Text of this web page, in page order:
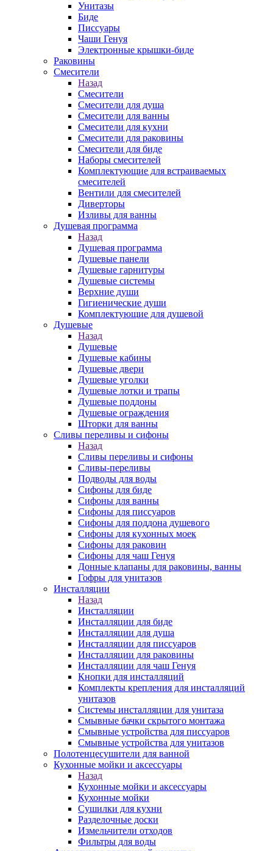
Унитазы
Биде
Писсуары
Чаши Генуя
Электронные крышки-биде
Раковины
Смесители
Назад
Смесители
Смесители для душа
Смесители для ванны
Смесители для кухни
Смесители для раковины
Смесители для биде
Наборы смесителей
Комплектующие для встраиваемых
смесителей
Вентили для смесителей
Диверторы
Изливы для ванны
Душевая программа
Назад
Душевая программа
Душевые панели
Душевые гарнитуры
Душевые системы
Верхние души
Гигиенические души
Комплектующие для душевой
Душевые
Назад
Душевые
Душевые кабины
Душевые двери
Душевые уголки
Душевые лотки и трапы
Душевые поддоны
Душевые ограждения
Шторки для ванны
Сливы переливы и сифоны
Назад
Сливы переливы и сифоны
Сливы-переливы
Подводы для воды
Сифоны для биде
Сифоны для ванны
Сифоны для писсуаров
Сифоны для поддона душевого
Сифоны для кухонных моек
Сифоны для раковин
Сифоны для чаш Генуя
Донные клапаны для раковины, ванны
Гофры для унитазов
Инсталляции
Назад
Инсталляции
Инсталляции для биде
Инсталляции для душа
Инсталляции для писсуаров
Инсталляции для раковины
Инсталляции для чаш Генуя
Кнопки для инсталляций
Комплекты крепления для инсталляций
унитазов
Системы инсталляции для унитаза
Смывные бачки скрытого монтажа
Смывные устройства для писсуаров
Смывные устройства для унитазов
Полотенцесушители для ванной
Кухонные мойки и аксессуары
Назад
Кухонные мойки и аксессуары
Кухонные мойки
Сушилки для кухни
Разделочные доски
Измельчители отходов
Фильтры для воды